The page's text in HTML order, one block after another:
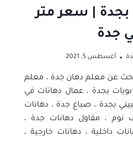
بجدة | سعر متر
جدة
أغسطس 5, 2021
تحث عن معلم دهان جدة ، معلم
بجدة ، عمال دهانات في
بجدة ، صباغ جدة ، دهانات
نوم ، مقاول دهانات جدة ،
داخلية ، دهانات خارجية ،